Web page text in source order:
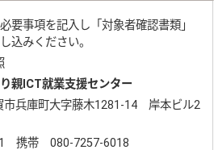
要事項を記入し「対象者確認書類」
込みください。
親ICT就業支援センター
兵庫町大字藤木1281-14 岸本ビル2
携帯 080-7257-6018